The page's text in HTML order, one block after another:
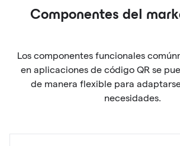
Componentes del
Los componentes funcionales
en aplicaciones de código QR se
de manera flexible para
necesidades.